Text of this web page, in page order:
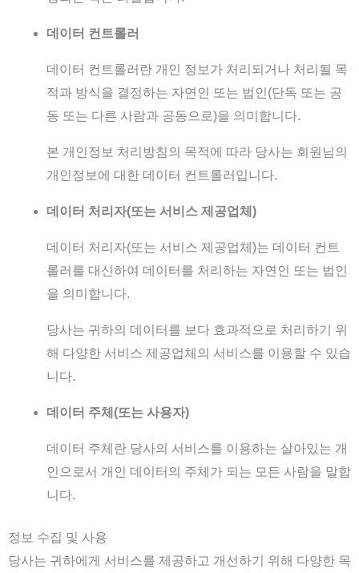
데이터 컨트롤러
데이터 컨트롤러란 개인 정보가 처리되거나 처리될 목
적과 방식을 결정하는 자연인 또는 법인(단독 또는 공
동 또는 다른 사람과 공동으로)을 의미합니다.
본 개인정보 처리방침의 목적에 따라 당사는 회원님의
개인정보에 대한 데이터 컨트롤러입니다.
데이터 처리자(또는 서비스 제공업체)
데이터 처리자(또는 서비스 제공업체)는 데이터 컨트
롤러를 대신하여 데이터를 처리하는 자연인 또는 법인
을 의미합니다.
당사는 귀하의 데이터를 보다 효과적으로 처리하기 위
해 다양한 서비스 제공업체의 서비스를 이용할 수 있습
니다.
데이터 주체(또는 사용자)
데이터 주체란 당사의 서비스를 이용하는 살아있는 개
인으로서 개인 데이터의 주체가 되는 모든 사람을 말합
니다.
정보 수집 및 사용
당사는 귀하에게 서비스를 제공하고 개선하기 위해 다양한 목